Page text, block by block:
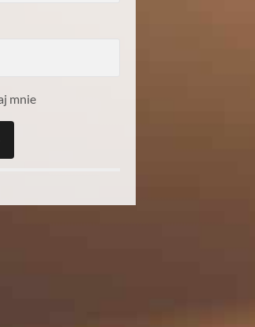
mnie